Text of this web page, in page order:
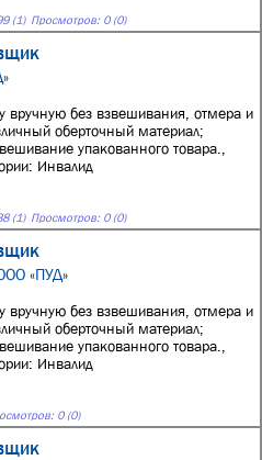
(1) Просмотров: 0 (0)
вручную без взвешивания, отмера и
оберточный материал;
упакованного товара.,
Инвалид
(1) Просмотров: 0 (0)
«ПУД»
вручную без взвешивания, отмера и
оберточный материал;
упакованного товара.,
Инвалид
0 (0)